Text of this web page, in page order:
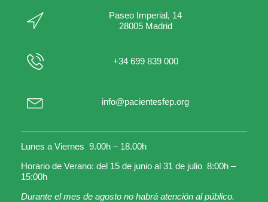
Paseo Imperial, 14
28005 Madrid
+34 699 839 000
info@pacientesfep.org
Lunes a Viernes 9.00h – 18.00h
Horario de Verano: del 15 de junio al 31 de julio 8:00h –
15:00h
Durante el mes de agosto no habrá atención al público.